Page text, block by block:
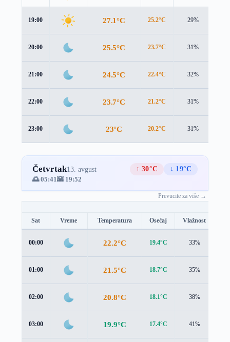
19:00 27.1°C 25.2°C 29%
20:00 25.5°C 23.7°C 31%
21:00 24.5°C 22.4°C 32%
22:00 23.7°C 21.2°C 31%
23:00 23°C 20.2°C 31%
Četvrtak13. avgust ↑ 30°C
↓ 19°C
🌅 05:41🌇 19:52
Prevucite za više →
Sat Vreme Temperatura Osećaj Vlažnost
00:00 22.2°C 19.4°C 33%
01:00 21.5°C 18.7°C 35%
02:00 20.8°C 18.1°C 38%
03:00 19.9°C 17.4°C 41%